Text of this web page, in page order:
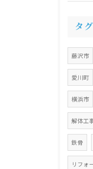
タグ
藤沢市
愛川町
横浜市
解体工
鉄骨
リフォ